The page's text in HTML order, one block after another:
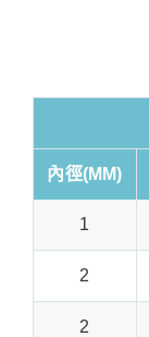
內徑(MM)
1
2
2